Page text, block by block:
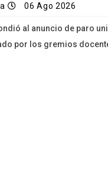
06 Ago 2026
al anuncio de paro
por los gremios